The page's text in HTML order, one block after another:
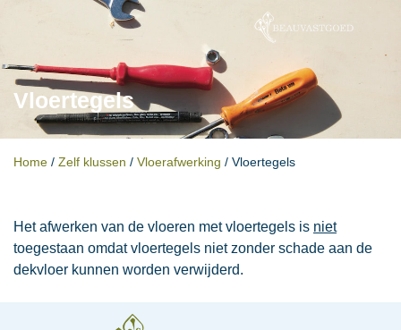
Vloertegels
Home / Zelf klussen / Vloerafwerking / Vloertegels
Het afwerken van de vloeren met vloertegels is niet
toegestaan omdat vloertegels niet zonder schade aan de
dekvloer kunnen worden verwijderd.